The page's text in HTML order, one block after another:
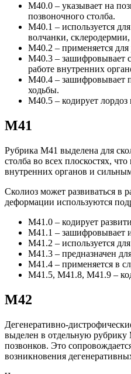
М40.0 – указывает на
позвоночного столба.
М40.1 – используется
волчанки,
М40.2 – применяется для
М40.3 – зашифровывает
работе внутренних
М40.4 – зашифровывает
ходьбы.
М40.5 – кодирует лордоз
М41
Рубрика М41 выделена для
столба во всех плоскостях,
внутренних органов и
Сколиоз может развиваться в
деформации используются
М41.0 – кодирует
М41.1 – зашифровывает
М41.2 – используется
М41.3 – предназначен
М41.4 – применяется в
М41.5, М41.8, М41.9 –
М42
Дегенеративно-
выделен в отдельную рубрику
позвонков. Это
возникновения